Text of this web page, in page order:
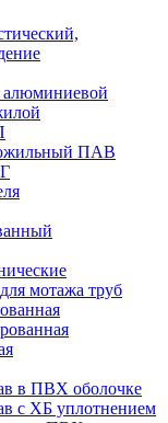
алюминиевой
ПАВ
мотажа труб
в ПВХ оболочке
с ХБ уплотнением